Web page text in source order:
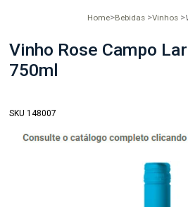
Home Bebidas Vinhos
Vinho Rose Campo
750ml
SKU 148007